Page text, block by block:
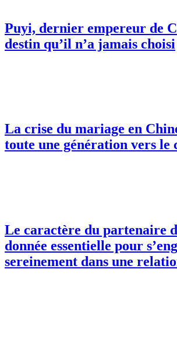
Puyi, dernier empereur de
destin qu’il n’a jamais choisi
La crise du mariage en
toute une génération vers le
Le caractère du partenaire
donnée essentielle pour
sereinement dans une